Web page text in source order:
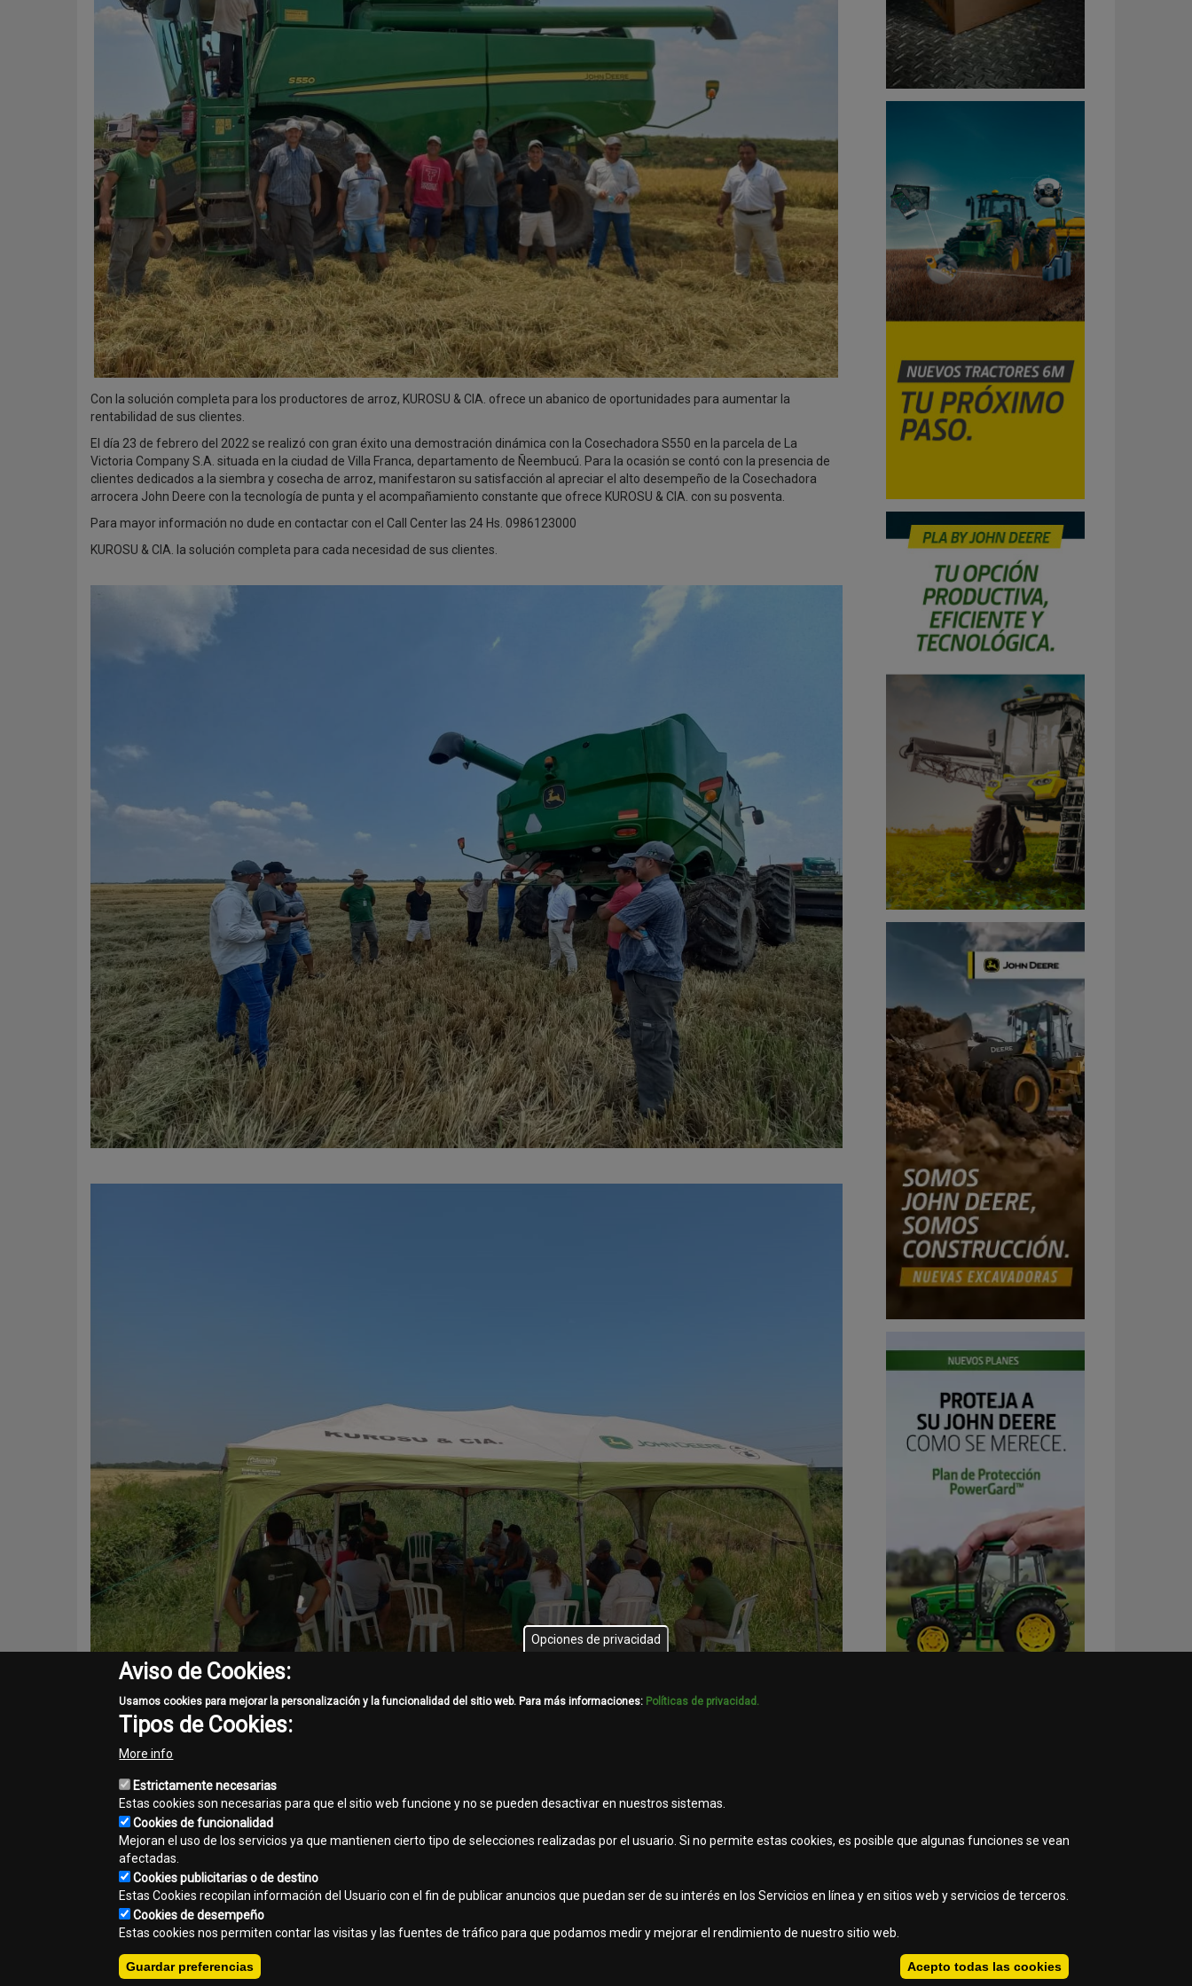
Con la solución completa para los productores de arroz, KUROSU & CIA. ofrece un abanico de oportunidades para aumentar la
rentabilidad de sus clientes.
El día 23 de febrero del 2022 se realizó con gran éxito una demostración dinámica con la Cosechadora S550 en la parcela de La
Victoria Company S.A. situada en la ciudad de Villa Franca, departamento de Ñeembucú. Para la ocasión se contó con la presencia de
clientes dedicados a la siembra y cosecha de arroz, manifestaron su satisfacción al apreciar el alto desempeño de la Cosechadora
arrocera John Deere con la tecnología de punta y el acompañamiento constante que ofrece KUROSU & CIA. con su posventa.
Para mayor información no dude en contactar con el Call Center las 24 Hs. 0986123000
KUROSU & CIA. la solución completa para cada necesidad de sus clientes.
Share
Facebook
Twitter
Email
Footer
menu
Contacto Mapa del sitio Normas de privacidad
Copyright © 2026 - Kurosu & Cia. S.A.. Todos los derechos reservados.
Opciones de privacidad
Aviso de Cookies:
Usamos cookies para mejorar la personalización y la funcionalidad del sitio web. Para más informaciones: Políticas de privacidad.
Tipos de Cookies:
More info
Estrictamente necesarias
Estas cookies son necesarias para que el sitio web funcione y no se pueden desactivar en nuestros sistemas.
Cookies de funcionalidad
Mejoran el uso de los servicios ya que mantienen cierto tipo de selecciones realizadas por el usuario. Si no permite estas cookies, es posible que algunas funciones se vean
afectadas.
Cookies publicitarias o de destino
Estas Cookies recopilan información del Usuario con el fin de publicar anuncios que puedan ser de su interés en los Servicios en línea y en sitios web y servicios de terceros.
Cookies de desempeño
Estas cookies nos permiten contar las visitas y las fuentes de tráfico para que podamos medir y mejorar el rendimiento de nuestro sitio web.
Guardar preferencias Acepto todas las cookies